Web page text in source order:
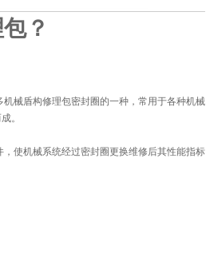
？
械盾构修理包密封圈的一种，常用于各种机械
。
使机械系统经过密封圈更换维修后其性能指标